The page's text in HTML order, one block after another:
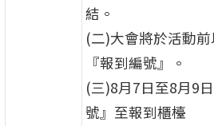
結。
(二)大會將於活動
『報到編號』。
(三)8月7日至8月9
號』至報到櫃檯